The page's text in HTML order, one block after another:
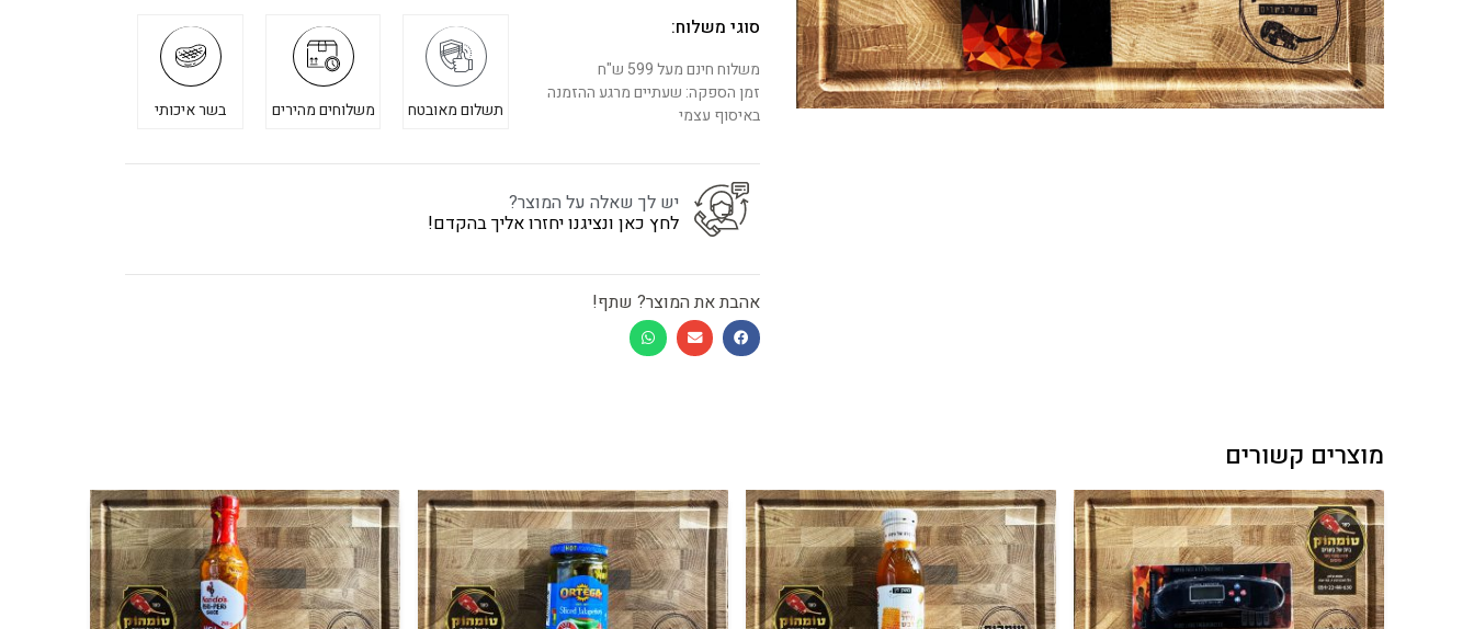
סוגי משלוח:
משלוח חינם מעל 599 ש"ח
זמן הספקה: שעתיים מרגע ההזמנה
באיסוף עצמי
תשלום מאובטח משלוחים מהירים בשר איכותי
יש לך שאלה על המוצר?
לחץ כאן ונציגנו יחזרו אליך בהקדם!
אהבת את המוצר? שתף!
מוצרים קשורים